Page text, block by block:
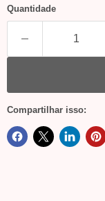
Quantidade
Compartilhar isso: